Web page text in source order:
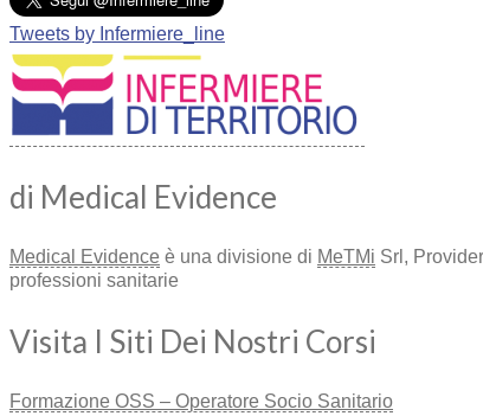
Tweets by Infermiere_line
di Medical Evidence
Medical Evidence è una divisione di MeTMi Srl,
professioni sanitarie
Visita I Siti Dei Nostri Corsi
Formazione OSS – Operatore Socio Sanitario